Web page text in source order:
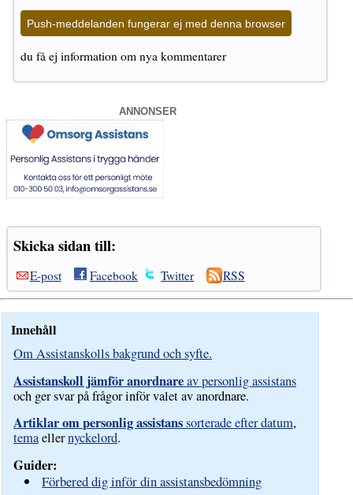
Push-meddelanden fungerar ej med denna browser
du få ej information om nya kommentarer
ANNONSER
Skicka sidan till:
E-post Facebook Twitter RSS
Innehåll
Om Assistanskolls bakgrund och syfte.
Assistanskoll jämför anordnareav personlig assistans
och ger svar på frågor inför valet av anordnare.
Artiklar om personlig assistanssorterade efter datum,
temaellernyckelord.
Guider:
Förbered dig inför din assistansbedömning